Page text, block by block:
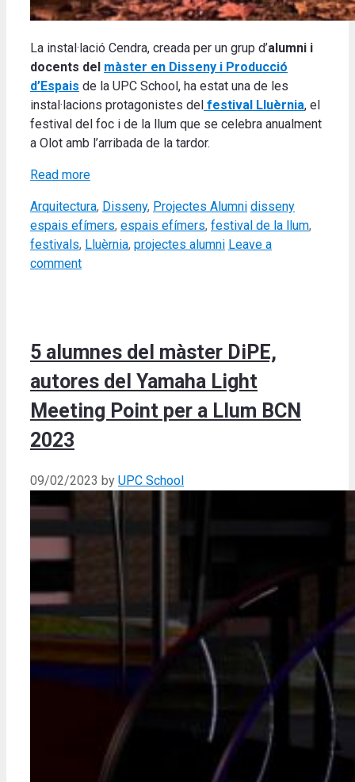
La instal·lació Cendra, creada per un grup d’alumni i
docents del màster en Disseny i Producció
d’Espais de la UPC School, ha estat una de les
instal·lacions protagonistes del festival Lluèrnia, el
festival del foc i de la llum que se celebra anualment
a Olot amb l’arribada de la tardor.
Read more
Categories
Arquitectura, Disseny, Projectes Alumni Tags
disseny
espais efímers, espais efímers, festival de la llum,
festivals, Lluèrnia, projectes alumni Leave a
comment
5 alumnes del màster DiPE,
autores del Yamaha Light
Meeting Point per a Llum BCN
2023
09/02/2023 by UPC School